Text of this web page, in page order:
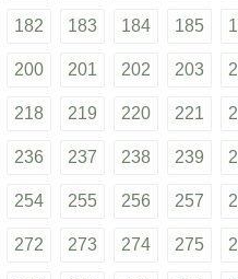
182 183 184 185
200 201 202 203
218 219 220 221
236 237 238 239
254 255 256 257
272 273 274 275